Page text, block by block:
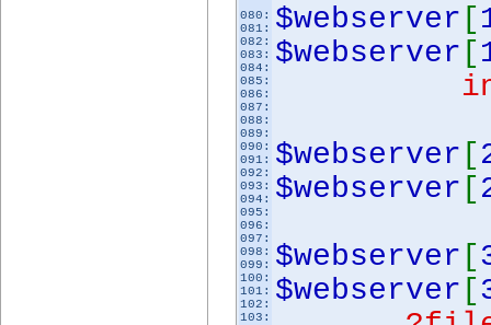
080:
081:
082:
083:
084:
085:
086:
087:
088:
089:
090:
091:
092:
093:
094:
095:
096:
097:
098:
099:
100:
101:
102:
103:
$webserver [
$webserver [
$webserver [
$webserver [
$webserver [
$webserver [